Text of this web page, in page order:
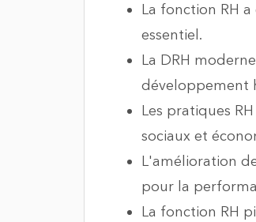
La fonction RH
essentiel.
La DRH
développement
Les pratiques
sociaux et
L'amélioration
pour la
La fonction RH